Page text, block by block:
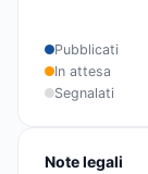
Pubblicati
In attesa
Segnalati
Note legali